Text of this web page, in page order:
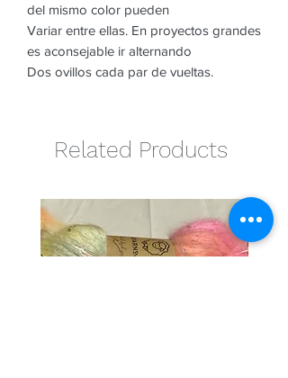
del mismo color pueden
Variar entre ellas. En proyectos grandes
es aconsejable ir alternando
Dos ovillos cada par de vueltas.
Related Products